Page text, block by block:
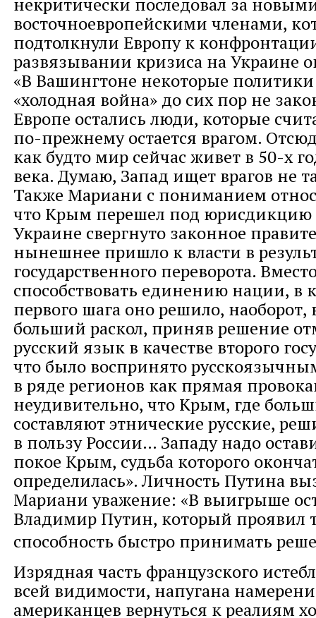
восточноевропейскими членами,
подтолкнули Европу к
развязывании кризиса на Украине
«В Вашингтоне некоторые
«холодная война» до сих пор не
Европе остались люди, которые
по-прежнему остается врагом.
как будто мир сейчас живет в 50-х
века. Думаю, Запад ищет врагов не
Также Мариани с пониманием
что Крым перешел под юрисдикцию
Украине свергнуто законное
нынешнее пришло к власти в
государственного переворота.
способствовать единению нации, в
первого шага оно решило, наоборот,
больший раскол, приняв решение
русский язык в качестве второго
что было воспринято
в ряде регионов как прямая
неудивительно, что Крым, где
составляют этнические русские,
в пользу России… Западу надо
покое Крым, судьба которого
определилась». Личность Путина
Мариани уважение: «В выигрыше
Владимир Путин, который проявил
способность быстро принимать
Изрядная часть французского
всей видимости, напугана
американцев вернуться к реалиям